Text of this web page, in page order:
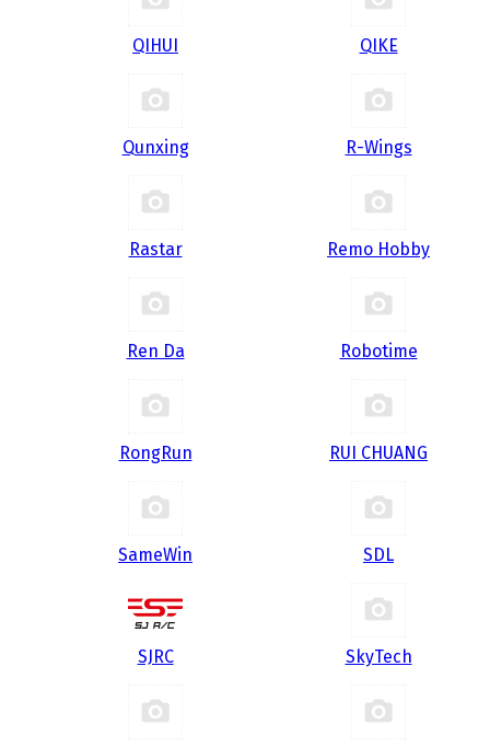
QIHUI QIKE
Qunxing R-Wings
Rastar Remo Hobby
Ren Da Robotime
RongRun RUI CHUANG
SameWin SDL
SJRC SkyTech